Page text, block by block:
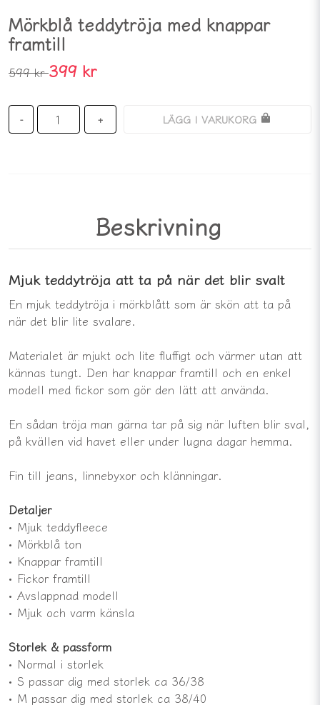
Mörkblå teddytröja med knappar
framtill
599 kr399 kr
- + LÄGG I VARUKORG
Beskrivning
Mjuk teddytröja att ta på när det blir svalt
En mjuk teddytröja i mörkblått som är skön att ta på
när det blir lite svalare.
Materialet är mjukt och lite fluffigt och värmer utan att
kännas tungt. Den har knappar framtill och en enkel
modell med fickor som gör den lätt att använda.
En sådan tröja man gärna tar på sig när luften blir sval,
på kvällen vid havet eller under lugna dagar hemma.
Fin till jeans, linnebyxor och klänningar.
Detaljer
• Mjuk teddyfleece
• Mörkblå ton
• Knappar framtill
• Fickor framtill
• Avslappnad modell
• Mjuk och varm känsla
Storlek & passform
• Normal i storlek
• S passar dig med storlek ca 36/38
• M passar dig med storlek ca 38/40